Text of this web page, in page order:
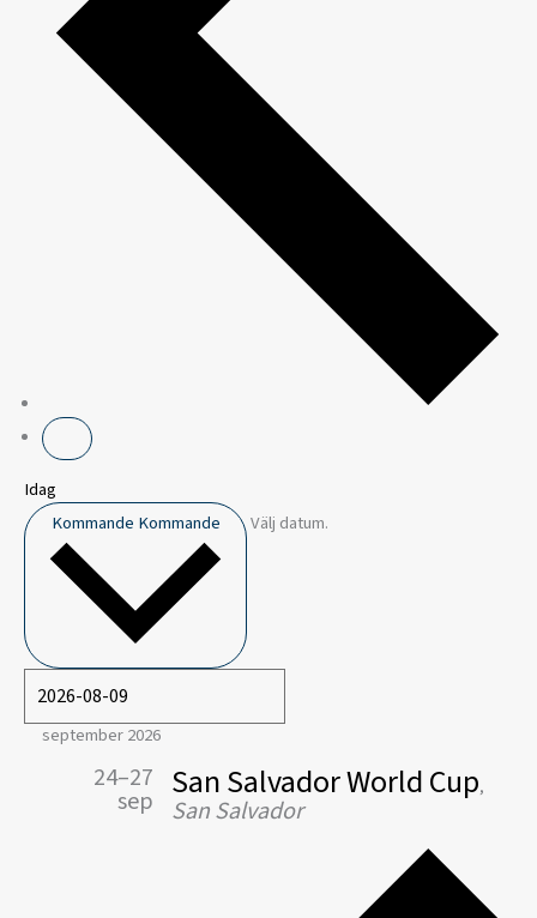
Idag
Kommande Kommande Välj datum.
september 2026
24–27
sep San Salvador World Cup,
San Salvador